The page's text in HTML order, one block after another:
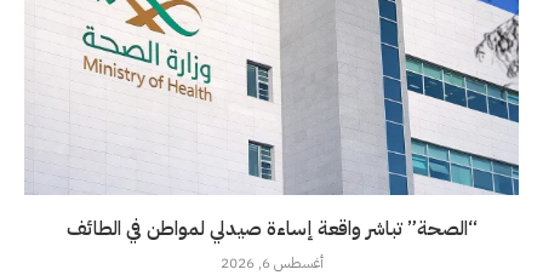
“الصحة” تباشر واقعة إساءة صيدلي لمواطن في الطائف
أغسطس 6, 2026